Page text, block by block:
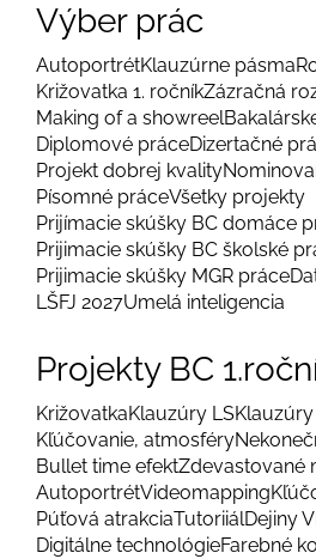
Výber prác
AutoportrétKlauzúrne pásma
Križovatka 1. ročníkZázračná
Making of a showreel
Diplomové práceDizertačné
Projekt dobrej kvality
Písomné práceVšetky projekty
Prijímacie skúšky BC domáce
Prijimacie skúšky BC školské
Prijimacie skúšky MGR práce
LŠFJ 2027Umelá inteligencia
Projekty BC
KrižovatkaKlauzúry LS
Kľúčovanie, atmosféry
Bullet time efektZdevastované
AutoportrétVideomapping
Púťová atrakciaTutoriiálDejiny
Digitálne technológieFarebné